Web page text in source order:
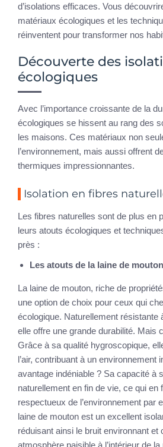
d’isolations efficaces. Vous
matériaux écologiques et les
réinventent pour transformer nos
Découverte des
écologiques
Avec l’importance croissante de la
écologiques se hissent au rang des
les maisons. Ces matériaux non
l’environnement, mais aussi offrent
thermiques impressionnantes.
Isolation en fibres
Les fibres naturelles sont de plus en
leurs atouts écologiques et
près :
Les atouts de la laine de mouton
La laine de mouton, riche de
une option de choix pour ceux qui
écologique. Naturellement résistante
elle offre une grande durabilité. Mais
Grâce à sa qualité hygroscopique,
l’air, contribuant à un environnement
avantage indéniable ? Sa capacité à
naturellement en fin de vie, ce qui en
respectueux de l’environnement par
laine de mouton est un excellent
réduisant ainsi le bruit environnant et
atmosphère paisible à l’intérieur de la